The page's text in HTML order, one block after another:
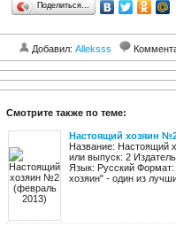
Поделиться…
Добавил: Alleksss
Смотрите также по теме:
Настоящий хозяин
Название: Настоящий
или выпуск: 2
Язык: Русский
хозяин" - один из